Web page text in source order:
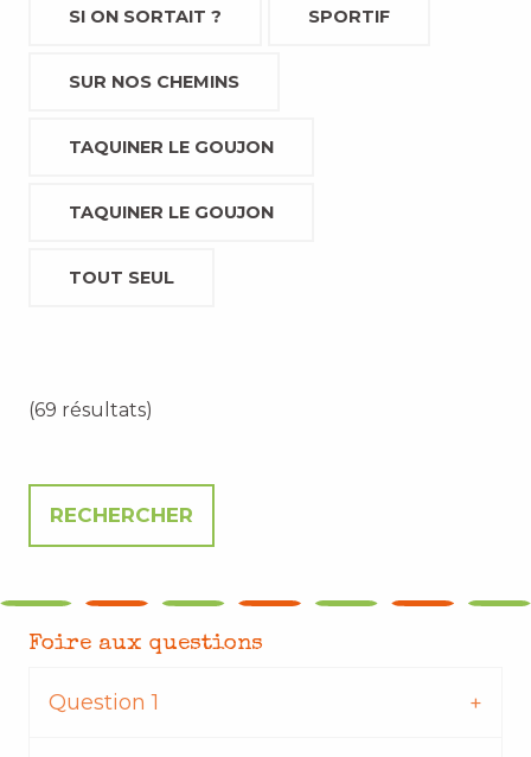
SI ON SORTAIT ? SPORTIF
SUR NOS CHEMINS
TAQUINER LE GOUJON
TAQUINER LE GOUJON
TOUT SEUL
(69 résultats)
Foire aux questions
Question 1